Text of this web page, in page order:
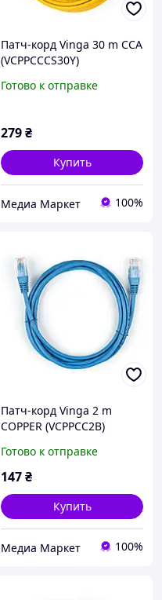
Патч-корд Vinga 30 m CCA
(VCPPCCCS30Y)
Готово к отправке
279₴
Купить
Медиа Маркет 100%
Патч-корд Vinga 2 m
COPPER (VCPPCC2B)
Готово к отправке
147₴
Купить
Медиа Маркет 100%